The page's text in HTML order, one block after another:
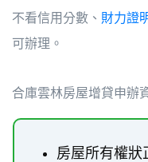
不看信用分數、 財力證
可辦理。
合庫雲林房屋增貸申辦
房屋所有權狀